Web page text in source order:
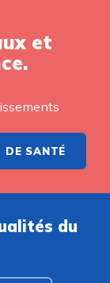
et
DE SANTÉ
du